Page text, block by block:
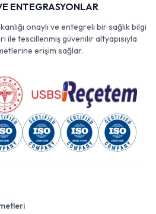
ENTEGRASYONLAR
onaylı ve entegreli bir sağlık bilgi
ile tescillenmiş güvenilir altyapısıyla
erişim sağlar.